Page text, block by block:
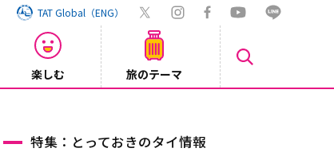
TAT Global（ENG）
楽しむ 旅のテーマ
特集：とっておきのタイ情報